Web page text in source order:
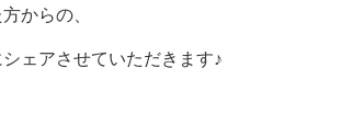
からの、
ェアさせていただきます♪